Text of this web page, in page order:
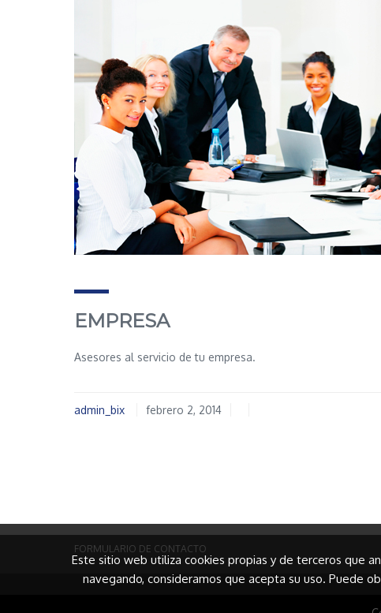
Este sitio web utiliza cookies propias y de terceros que
navegando, consideramos que acepta su uso. Puede
EMPRESA
Asesores al servicio de tu empresa.
admin_bix febrero 2, 2014
FORMULARIO DE CONTACTO